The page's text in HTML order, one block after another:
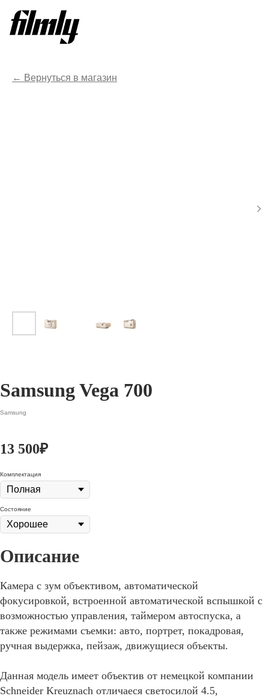
Вернуться в магазин
Samsung Vega 700
Samsung
13 500₽
Комплектация
Состояние
Камера с зум объективом, автоматической
фокусировкой, встроенной автоматической вспышкой с
возможностью управления, таймером автоспуска, а
также режимами съемки: авто, портрет, покадровая,
ручная выдержка, пейзаж, движущиеся объекты.
Данная модель имеет объектив от немецкой компании
Schneider Kreuznach отличаеся светосилой 4.5,